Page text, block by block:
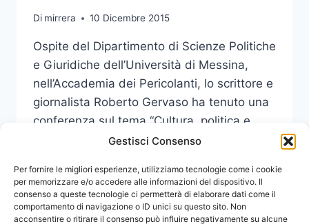
Gestisci Consenso
Per fornire le migliori esperienze, utilizziamo tecnologie come i cookie
per memorizzare e/o accedere alle informazioni del dispositivo. Il
consenso a queste tecnologie ci permetterà di elaborare dati come il
comportamento di navigazione o ID unici su questo sito. Non
acconsentire o ritirare il consenso può influire negativamente su alcune
Di mirrera 10 Dicembre 2015
Ospite del Dipartimento di Scienze Politiche
e Giuridiche dell’Università di Messina,
nell’Accademia dei Pericolanti, lo scrittore e
giornalista Roberto Gervaso ha tenuto una
conferenza sul tema “Cultura, politica e
LEGGI DI PIÙIL
GIORNALISTA
E
SCRITTORE